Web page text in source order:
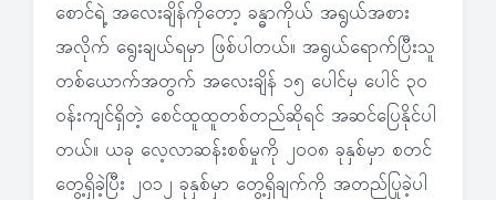
စောင်ရဲ့ အလေးချိန်ကိုတော့ ခန္ဓာကိုယ် အရွယ်အစား
အလိုက် ရွေးချယ်ရမှာ ဖြစ်ပါတယ်။ အရွယ်ရောက်ပြီးသူ
တစ်ယောက်အတွက် အလေးချိန် ၁၅ ပေါင်မှ ပေါင် ၃၀
ဝန်းကျင်ရှိတဲ့ စေင်ထူထူတစ်တည်ဆိုရင် အဆင်ပြေနိုင်ပါ
တယ်။ ယခု လေ့လာဆန်းစစ်မှုကို ၂၀၀၈ ခုနှစ်မှာ စတင်
တွေ့ရှိခဲ့ပြီး ၂၀၁၂ ခုနှစ်မှာ တွေ့ရှိချက်ကို အတည်ပြုခဲ့ပါ